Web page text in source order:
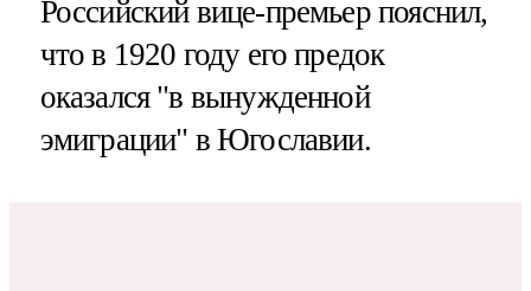
Российский вице-премьер пояснил,
что в 1920 году его предок
оказался "в вынужденной
эмиграции" в Югославии.